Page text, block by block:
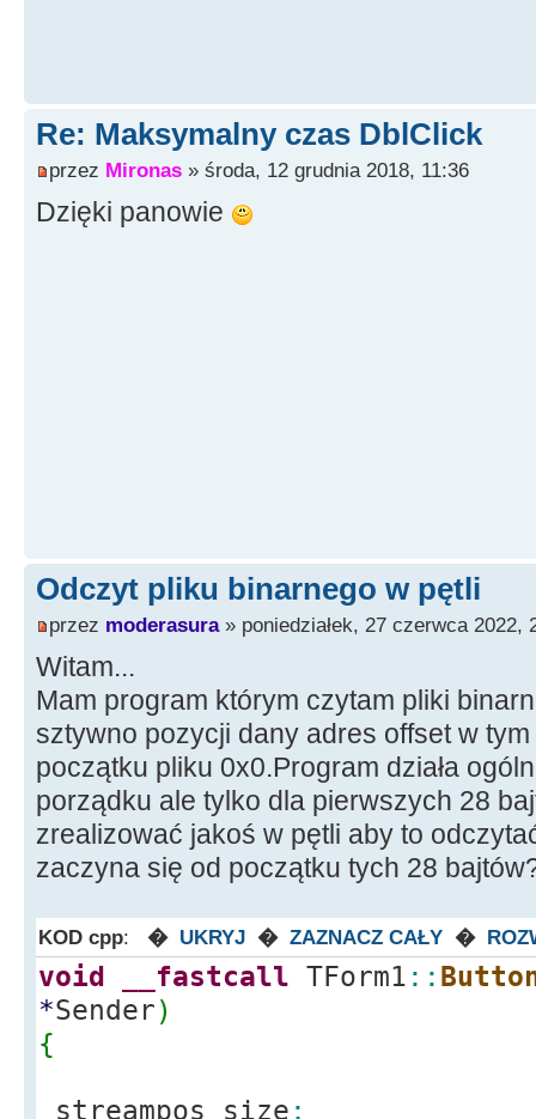
Re: Maksymalny czas DblClick
przez Mironas » środa, 12 grudnia 2018, 11:36
Dzięki panowie
Odczyt pliku binarnego w pętli
przez moderasura» poniedziałek, 27 czerwca 2022,
Witam...
Mam program którym czytam pliki
sztywno pozycji dany adres offset w
początku pliku 0x0.Program działa
porządku ale tylko dla pierwszych 28
zrealizować jakoś w pętli aby to
zaczyna się od początku tych 28
KOD cpp: � UKRYJ � ZAZNACZ CAŁY �
void __fastcall TForm1 ::
*Sender)
{
streampos size ;